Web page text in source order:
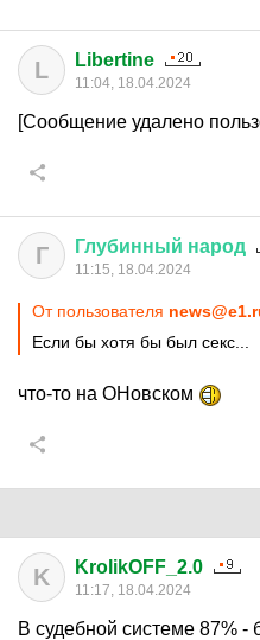
L Libertine
11:04, 18.04.2024
[Сообщение удалено
Г Глубинный народ
11:15, 18.04.2024
От пользователя
Если бы хотя бы был секс...
что-то на ОНовском
K KrolikOFF_2.0
11:17, 18.04.2024
В судебной системе 87% -